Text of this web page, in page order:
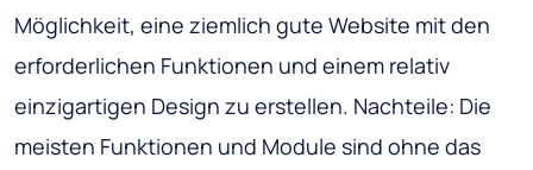
Möglichkeit, eine ziemlich gute Website mit den
erforderlichen Funktionen und einem relativ
einzigartigen Design zu erstellen. Nachteile: Die
meisten Funktionen und Module sind ohne das